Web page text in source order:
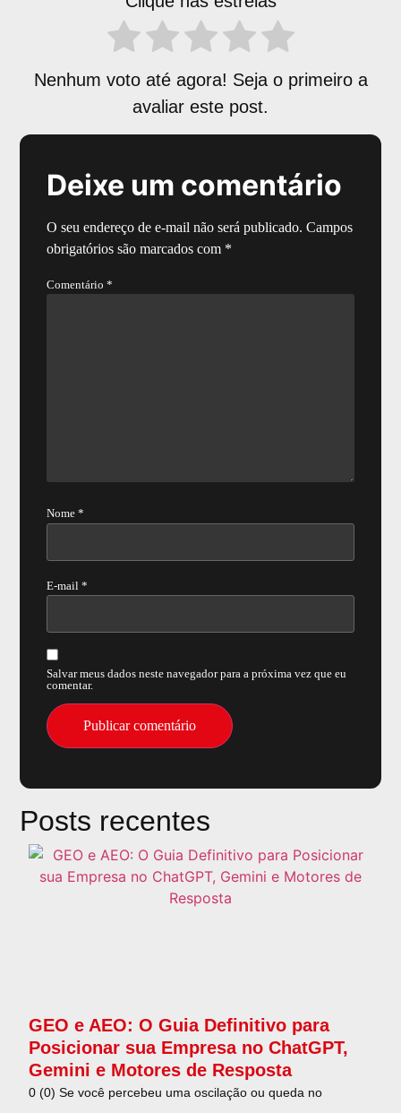
Nenhum voto até agora! Seja o primeiro a
avaliar este post.
Deixe um comentário
O seu endereço de e-mail não será publicado. Campos
obrigatórios são marcados com *
Comentário *
Nome *
E-mail *
Salvar meus dados neste navegador para a próxima vez que eu
comentar.
Posts recentes
GEO e AEO: O Guia Definitivo para
Posicionar sua Empresa no ChatGPT,
Gemini e Motores de Resposta
0 (0) Se você percebeu uma oscilação ou queda no